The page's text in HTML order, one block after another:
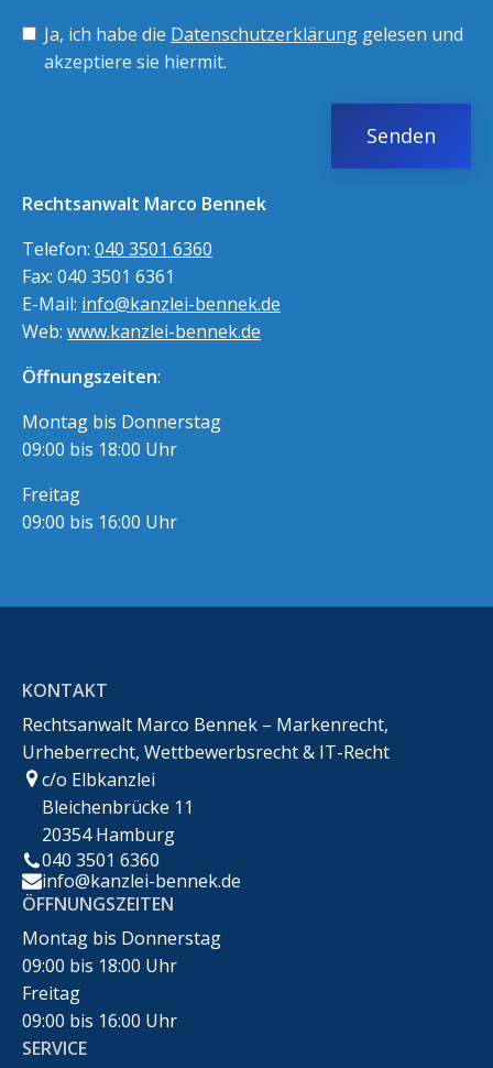
Ja, ich habe die Datenschutzerklärung gelesen und
akzeptiere sie hiermit.
Senden
Rechtsanwalt Marco Bennek
Telefon: 040 3501 6360
Fax: 040 3501 6361
E-Mail: info@kanzlei-bennek.de
Web: www.kanzlei-bennek.de
Öffnungszeiten:
Montag bis Donnerstag
09:00 bis 18:00 Uhr
Freitag
09:00 bis 16:00 Uhr
KONTAKT
Rechtsanwalt Marco Bennek – Markenrecht,
Urheberrecht, Wettbewerbsrecht & IT-Recht
c/o Elbkanzlei
Bleichenbrücke 11
20354 Hamburg
040 3501 6360
info@kanzlei-bennek.de
ÖFFNUNGSZEITEN
Montag bis Donnerstag
09:00 bis 18:00 Uhr
Freitag
09:00 bis 16:00 Uhr
SERVICE